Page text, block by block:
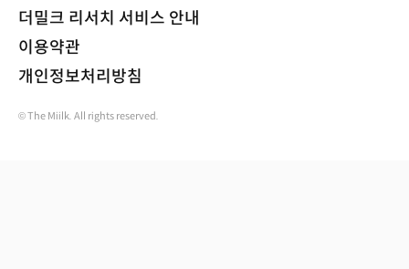
더밀크 리서치 서비스 안내
이용약관
개인정보처리방침
© The Miilk. All rights reserved.